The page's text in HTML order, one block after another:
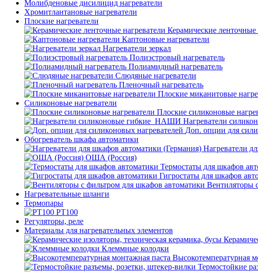
Молибденовые дисилицид нагреватели
Хромитлантановые нагреватели
Плоские нагреватели
Керамические ленточные
Каптоновые нагреватели
Нагреватели зеркал
Полиэстровый нагреватель
Полиамидный нагреватель
Слюдяные нагреватели
Пленочный нагреватель
Плоские миканитовые
Силиконовые нагреватели
Плоские силиконовые
Нагреватели
Доп. опции для
Обогреватель шкафа автоматики
Нагреватели
ОША (Россия)
Термостаты для шкафов
Гигростаты для шкафов
Вентиляторы
Нагревательные шланги
Термопары
PT100
Регуляторы, реле
Материалы для нагревательных элементов
Клеммные колодки
Высокотемпературная
Термостойкие